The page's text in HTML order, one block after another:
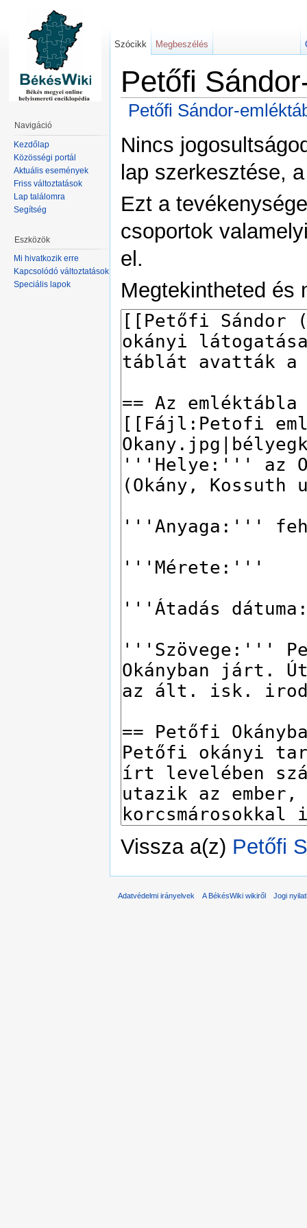
Petőfi
Petőfi Sándor-
Nincs
lap szerkesztése,
Ezt a
csoportok
el.
Megtekintheted és
Vissza a(z) Petőfi
Szócikk Megbeszélés
Navigáció
Kezdőlap
Közösségi portál
Aktuális események
Friss változtatások
Lap találomra
Segítség
Eszközök
Mi hivatkozik erre
Kapcsolódó változtatások
Speciális lapok
Adatvédelmi irányelvek A BékésWiki wikiről Jogi